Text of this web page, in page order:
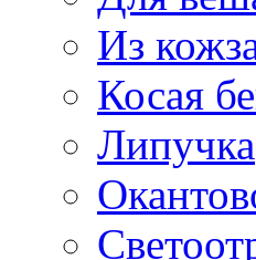
Из
Косая
Липучка